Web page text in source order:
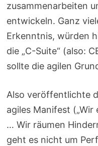
zusammenarbeiten
entwickeln. Ganz
Erkenntnis, würden
die „C-Suite“ (also:
sollte die agilen
Also veröffentlichte
agiles Manifest
… Wir räumen
geht es nicht um